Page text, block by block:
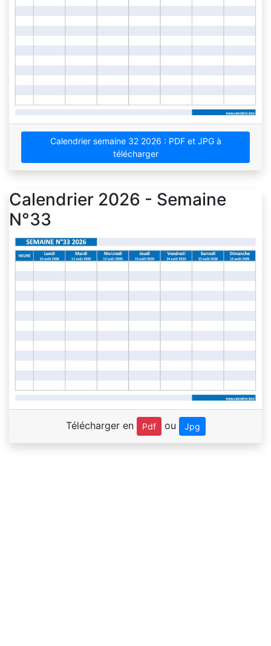
Calendrier semaine 32 2026 : PDF et JPG à
télécharger
Calendrier 2026 - Semaine
N°33
Télécharger en Pdf ou Jpg